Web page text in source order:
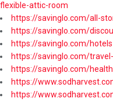
flexible-attic-room
https://savinglo.com/all-
https://savinglo.com/
https://savinglo.com/hotels
https://savinglo.com/
https://savinglo.com/
https://
https://